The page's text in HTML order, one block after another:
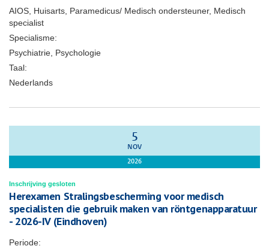
AIOS, Huisarts, Paramedicus/ Medisch ondersteuner, Medisch
specialist
Specialisme:
Psychiatrie, Psychologie
Taal:
Nederlands
5
NOV
2026
Inschrijving gesloten
Herexamen Stralingsbescherming voor medisch
specialisten die gebruik maken van röntgenapparatuur
- 2026-IV (Eindhoven)
Periode: